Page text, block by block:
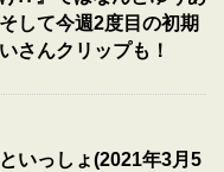
して今週2度目の初期
さんクリップも！
いっしょ(2021年3月5